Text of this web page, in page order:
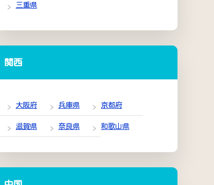
三重県
関西
大阪府 兵庫県 京都府
滋賀県 奈良県 和歌山県